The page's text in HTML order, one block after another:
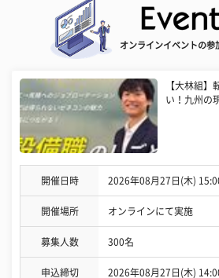
オンラインイベントの参
【大林組】
い！九州の
開催日時 2026年08月27日(木)
開催場所 オンラインにて実施
募集人数 300名
申込締切 2026年08月27日(木)